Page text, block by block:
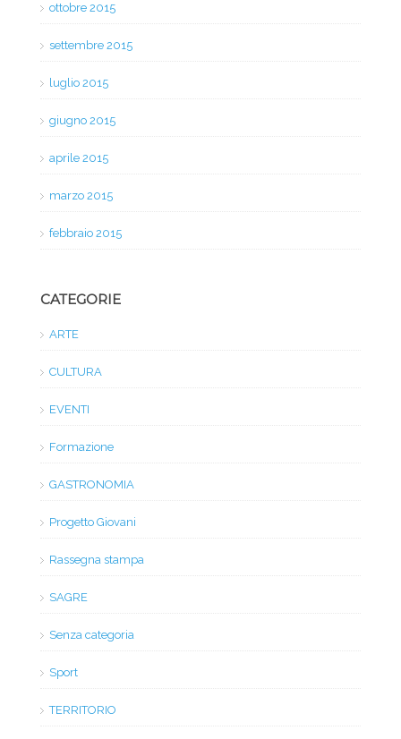
ottobre 2015
settembre 2015
luglio 2015
giugno 2015
aprile 2015
marzo 2015
febbraio 2015
CATEGORIE
ARTE
CULTURA
EVENTI
Formazione
GASTRONOMIA
Progetto Giovani
Rassegna stampa
SAGRE
Senza categoria
Sport
TERRITORIO